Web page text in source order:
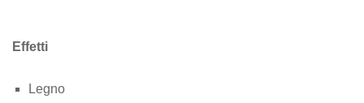
Effetti
Legno